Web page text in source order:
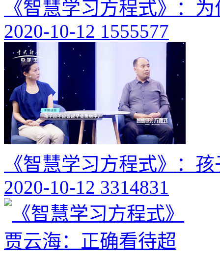
《智慧学习方程式》：
2020-10-12 1555577
《智慧学习方程式》：
2020-10-12 3314831